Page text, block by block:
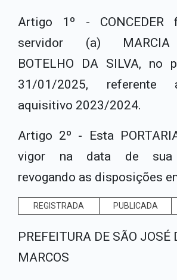
Artigo 1º -
servidor (a) MARCIA
BOTELHO DA SILVA, no
31/01/2025, referente
aquisitivo 2023/2024.
Artigo 2º - Esta
vigor na data de sua
revogando as disposições
REGISTRADA PUBLICADA
PREFEITURA DE SÃO JOSÉ
MARCOS